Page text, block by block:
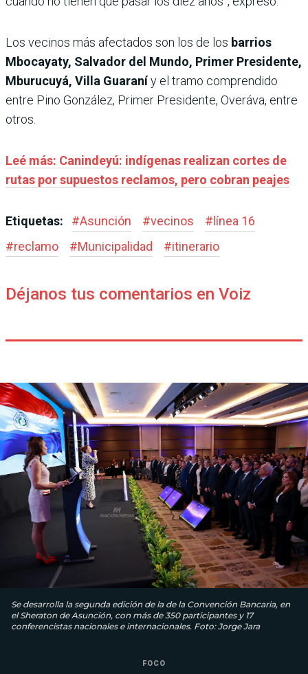
Los vecinos más afectados son los de los barrios
Mbocayaty, Salvador del Mundo, Primer Presidente,
Mburucuyá, Villa Guaraníy el tramo comprendido
entre Pino González, Primer Presidente, Overáva, entre
otros.
Leé más: Canindeyú: indígenas realizan cortes de
rutas por supuestos reclamos, pero cobran peajes
Etiquetas: #Asunción #vecinos # línea 16
#reclamo #Municipalidad #itinerario
Déjanos tus comentarios en Voiz
Se desarrolla la segunda edición de la de la Convención Bancaria, en
el Sheraton de Asunción, con más de 350 participantes y 17
conferencistas nacionales e internacionales. Foto: Jorge Jara
FOCO